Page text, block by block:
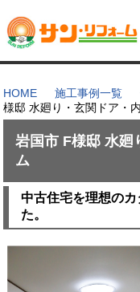
HOME 施工事例一覧
様邸 水廻り・玄関ドア・
岩国市 F様邸 水廻
ム
中古住宅を理想の
た。